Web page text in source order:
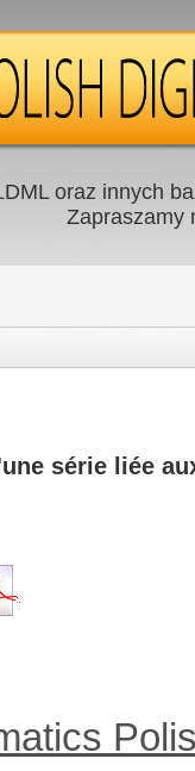
oraz innych
Zapraszamy
série liée